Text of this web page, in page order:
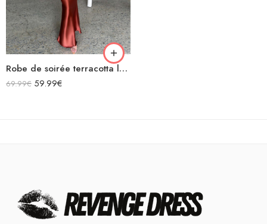
Robe de soirée terracotta longue en satin bretelles spaghetti décolleté dos nu laçage croisées dans le dos
69.99€ 59.99€